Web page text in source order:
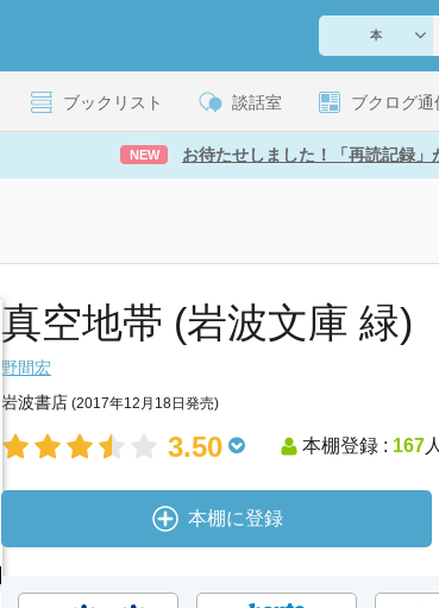
ブックリスト 談話室 ブクログ通
NEW お待たせしました！「再読記録」
真空地帯 (岩波文庫 緑)
野間宏
岩波書店 (2017年12月18日発売)
3.50 本棚登録 : 167人
本棚に登録